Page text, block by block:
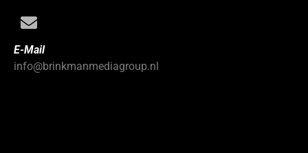
E-Mail
info@brinkmanmediagroup.nl